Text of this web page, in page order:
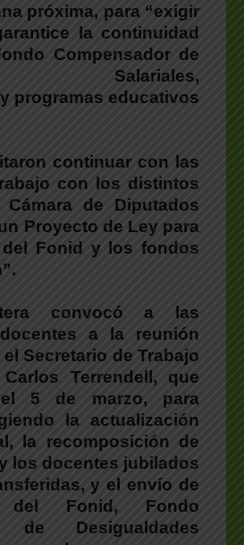
próxima, para “exigir
la continuidad
Compensador de
Salariales,
programas educativos
continuar con las
con los distintos
de Diputados
Proyecto de Ley para
Fonid y los fondos
convocó a las
a la reunión
Secretario de Trabajo
Terrendell, que
5 de marzo, para
la actualización
la recomposición de
los docentes jubilados
y el envío de
Fonid, Fondo
de Desigualdades